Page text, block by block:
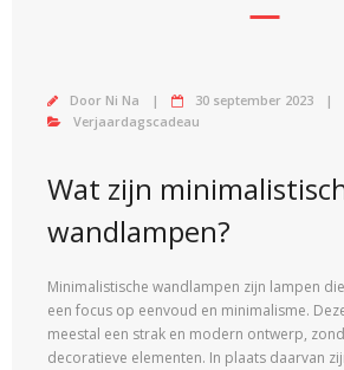
Door Ni Na
30 september 2023
Verjaardagscadeau
Wat zijn
wandlampen?
Minimalistische wandlampen zijn lampen
een focus op eenvoud en minimalisme.
meestal een strak en modern ontwerp,
decoratieve elementen. In plaats daarvan